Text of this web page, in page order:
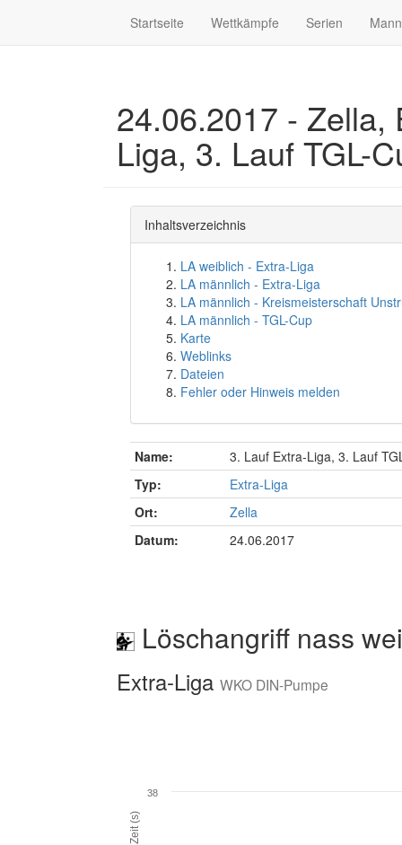
Startseite Wettkämpfe Serien
24.06.2017 - Zella,
Liga, 3. Lauf TGL-
Inhaltsverzeichnis
LA weiblich - Extra-Liga
LA männlich - Extra-Liga
LA männlich - Kreismeisterschaft
LA männlich - TGL-Cup
Karte
Weblinks
Dateien
Fehler oder Hinweis melden
Name:
3. Lauf Extra-Liga, 3. Lauf
Typ:
Extra-Liga
Ort:
Zella
Datum:
24.06.2017
Löschangriff nass
Extra-Liga WKO DIN-Pumpe
Zeit (s)
38